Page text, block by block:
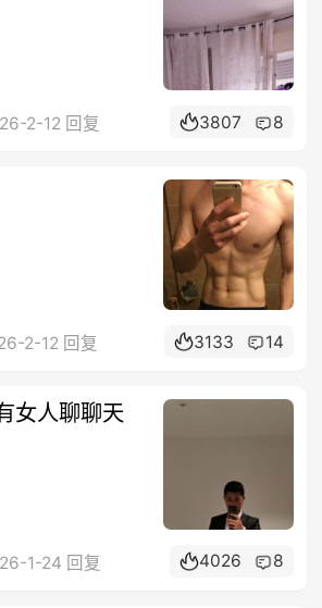
2-12 回复 3807 8
2-12 回复 3133 14
女人聊聊天
1-24 回复 4026 8